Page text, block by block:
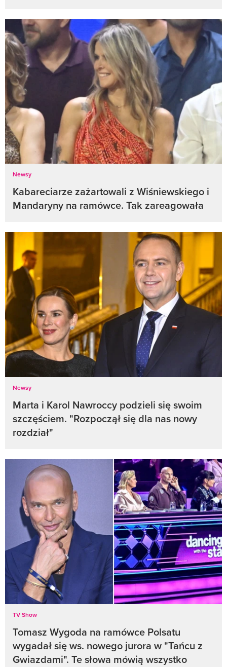
Newsy
Kabareciarze zażartowali z Wiśniewskiego i
Mandaryny na ramówce. Tak zareagowała
Newsy
Marta i Karol Nawroccy podzieli się swoim
szczęściem. "Rozpoczął się dla nas nowy
rozdział"
TV Show
Tomasz Wygoda na ramówce Polsatu
wygadał się ws. nowego jurora w "Tańcu z
Gwiazdami". Te słowa mówią wszystko